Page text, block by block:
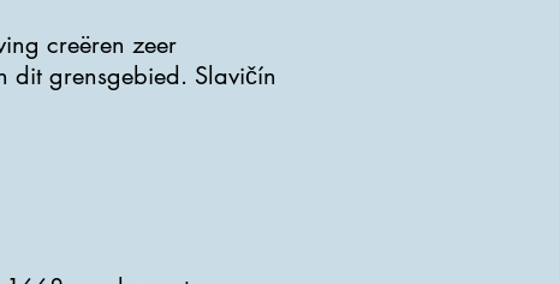
creëren zeer
dit grensgebied. Slavičín